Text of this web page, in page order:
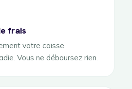
frais
votre caisse
Vous ne déboursez rien.